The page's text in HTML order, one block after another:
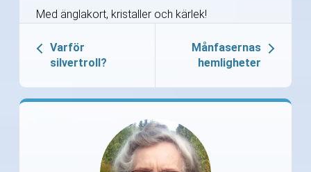
Med änglakort, kristaller och kärlek!
Varför
silvertroll?
Månfasernas
hemligheter